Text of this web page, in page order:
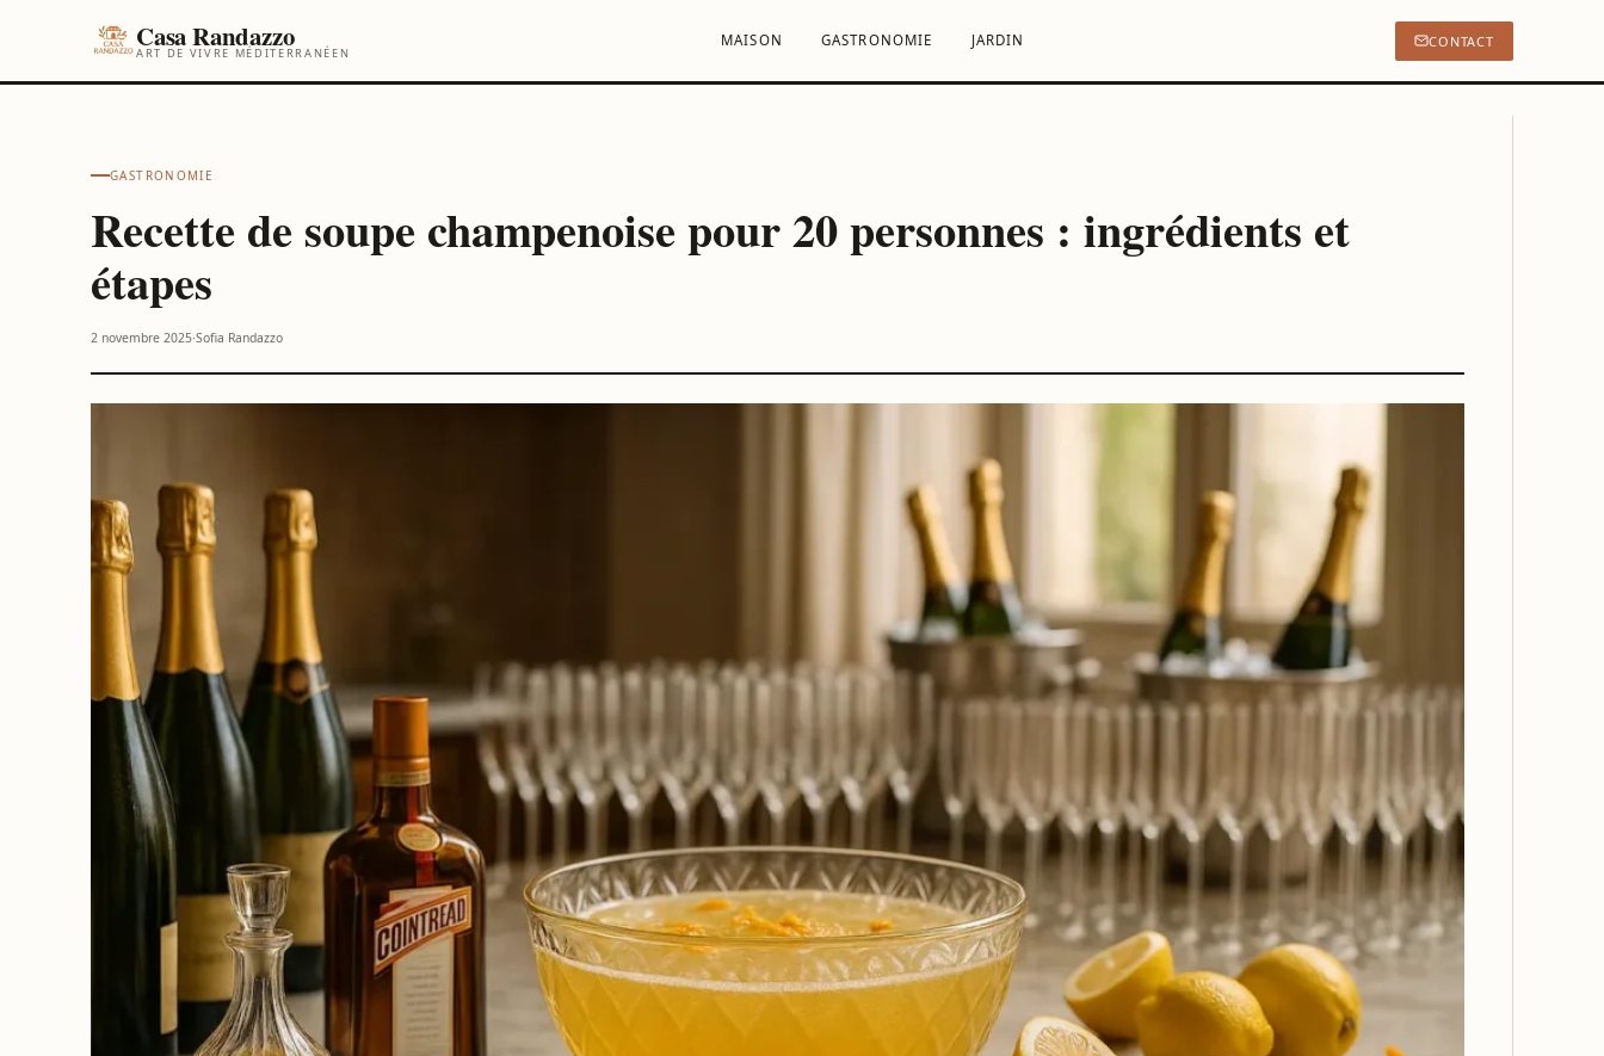
Casa Randazzo
ART DE VIVRE MÉDITERRANÉEN
MAISON GASTRONOMIE JARDIN CONTACT
GASTRONOMIE
Recette de soupe champenoise pour 20 personnes : ingrédients et
étapes
2 novembre 2025·Sofia Randazzo